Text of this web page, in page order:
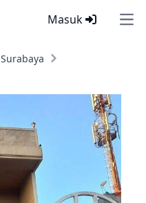
Masuk
Surabaya